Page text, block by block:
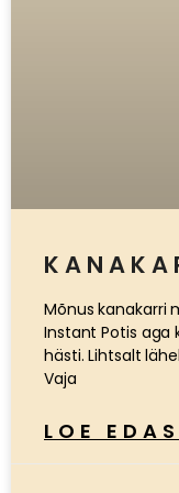
Mõnus kanakarri
Instant Potis aga
hästi. Lihtsalt
Vaja
LOE